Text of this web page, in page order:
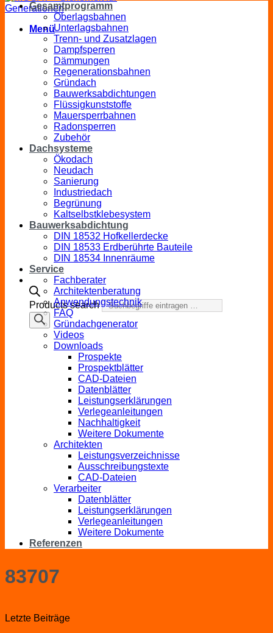
Menü
Products search
Gesamtprogramm
Oberlagsbahnen
Unterlagsbahnen
Trenn- und Zusatzlagen
Dampfsperren
Dämmungen
Regenerationsbahnen
Gründach
Bauwerksabdichtungen
Flüssigkunststoffe
Mauersperrbahnen
Radonsperren
Zubehör
Dachsysteme
Ökodach
Neudach
Sanierung
Industriedach
Begrünung
Kaltselbstklebesystem
Bauwerksabdichtung
DIN 18532 Hofkellerdecke
DIN 18533 Erdberührte Bauteile
DIN 18534 Innenräume
Service
Fachberater
Architektenberatung
Anwendungstechnik
FAQ
Gründachgenerator
Videos
Downloads
Prospekte
Prospektblätter
CAD-Dateien
Datenblätter
Leistungserklärungen
Verlegeanleitungen
Nachhaltigkeit
Weitere Dokumente
Architekten
Leistungsverzeichnisse
Ausschreibungstexte
CAD-Dateien
Verarbeiter
Datenblätter
Leistungserklärungen
Verlegeanleitungen
Weitere Dokumente
Referenzen
83707
Letzte Beiträge